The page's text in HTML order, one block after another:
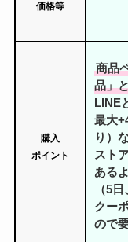
価格等
購入
ポイント
商品
品」
LINE
最大
り）
スト
ある
（5
クー
ので